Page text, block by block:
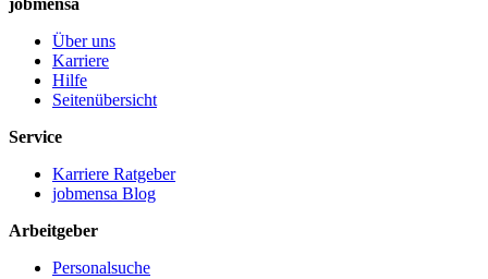
Über uns
Karriere
Hilfe
Seitenübersicht
Service
Karriere Ratgeber
jobmensa Blog
Arbeitgeber
Personalsuche